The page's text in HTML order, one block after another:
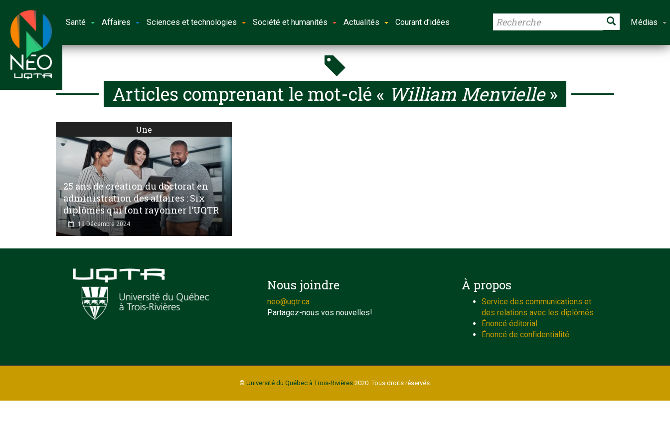
Santé Affaires Sciences et technologies Société et humanités Actualités Courant d'idées Médias
Articles comprenant le mot-clé « William Menvielle»
Une
25 ans de création du doctorat en
administration des affaires : Six
diplômés qui font rayonner l’UQTR
19 Décembre 2024
Nous joindre
neo@uqtr.ca
Partagez-nous vos nouvelles!
À propos
Service des communications et
des relations avec les diplômés
Énoncé éditorial
Énoncé de confidentialité
© Université du Québec à Trois-Rivières2020. Tous droits réservés.